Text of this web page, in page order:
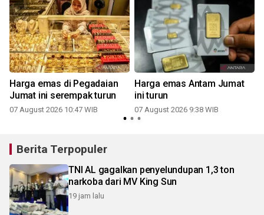
Harga emas di Pegadaian
Jumat ini serempak turun
07 August 2026 10:47 WIB
Harga emas Antam Jumat
ini turun
07 August 2026 9:38 WIB
Berita Terpopuler
TNI AL gagalkan penyelundupan 1,3 ton
narkoba dari MV King Sun
19 jam lalu